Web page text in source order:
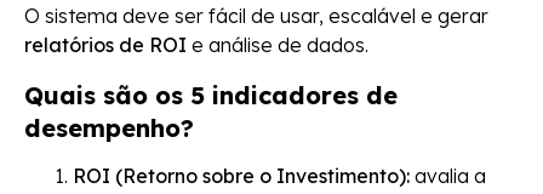
O sistema deve ser fácil de usar, escalável e gerar
relatórios de ROI e análise de dados.
Quais são os 5 indicadores de
desempenho?
ROI (Retorno sobre o Investimento): avalia a